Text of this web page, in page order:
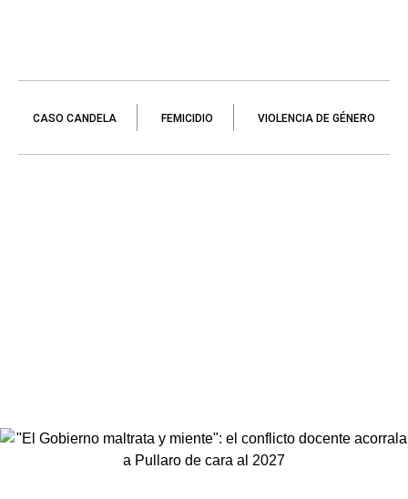
CASO CANDELA FEMICIDIO VIOLENCIA DE GÉNERO